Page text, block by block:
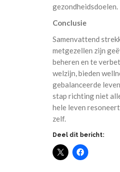
gezondheidsdoelen.
Conclusie
Samenvattend
metgezellen zijn
beheren en te
welzijn, bieden
gebalanceerde
stap richting niet
hele leven
zelf.
Deel dit bericht: